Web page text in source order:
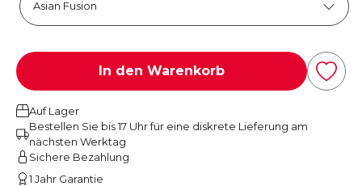
In den Warenkorb
Auf Lager
Bestellen Sie bis 17 Uhr für eine diskrete Lieferung am
nächsten Werktag
Sichere Bezahlung
1 Jahr Garantie